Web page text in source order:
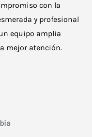
con la
y profesional
equipo amplia
mejor atención.